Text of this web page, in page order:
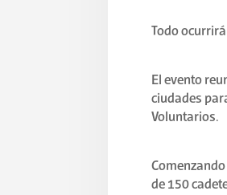
Todo
El evento
ciudades
Voluntarios.
de 150